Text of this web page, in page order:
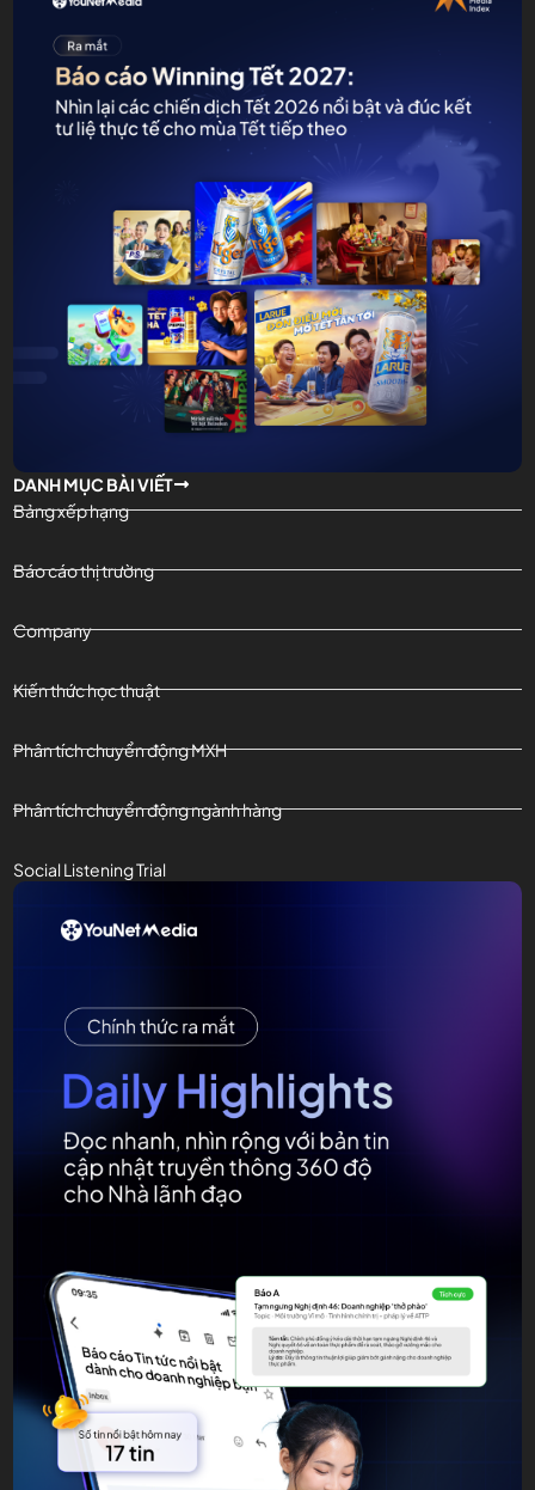
DANH MỤC BÀI VIẾT
Bảng xếp hạng
Báo cáo thị trường
Company
Kiến thức học thuật
Phân tích chuyển động MXH
Phân tích chuyển động ngành hàng
Social Listening Trial